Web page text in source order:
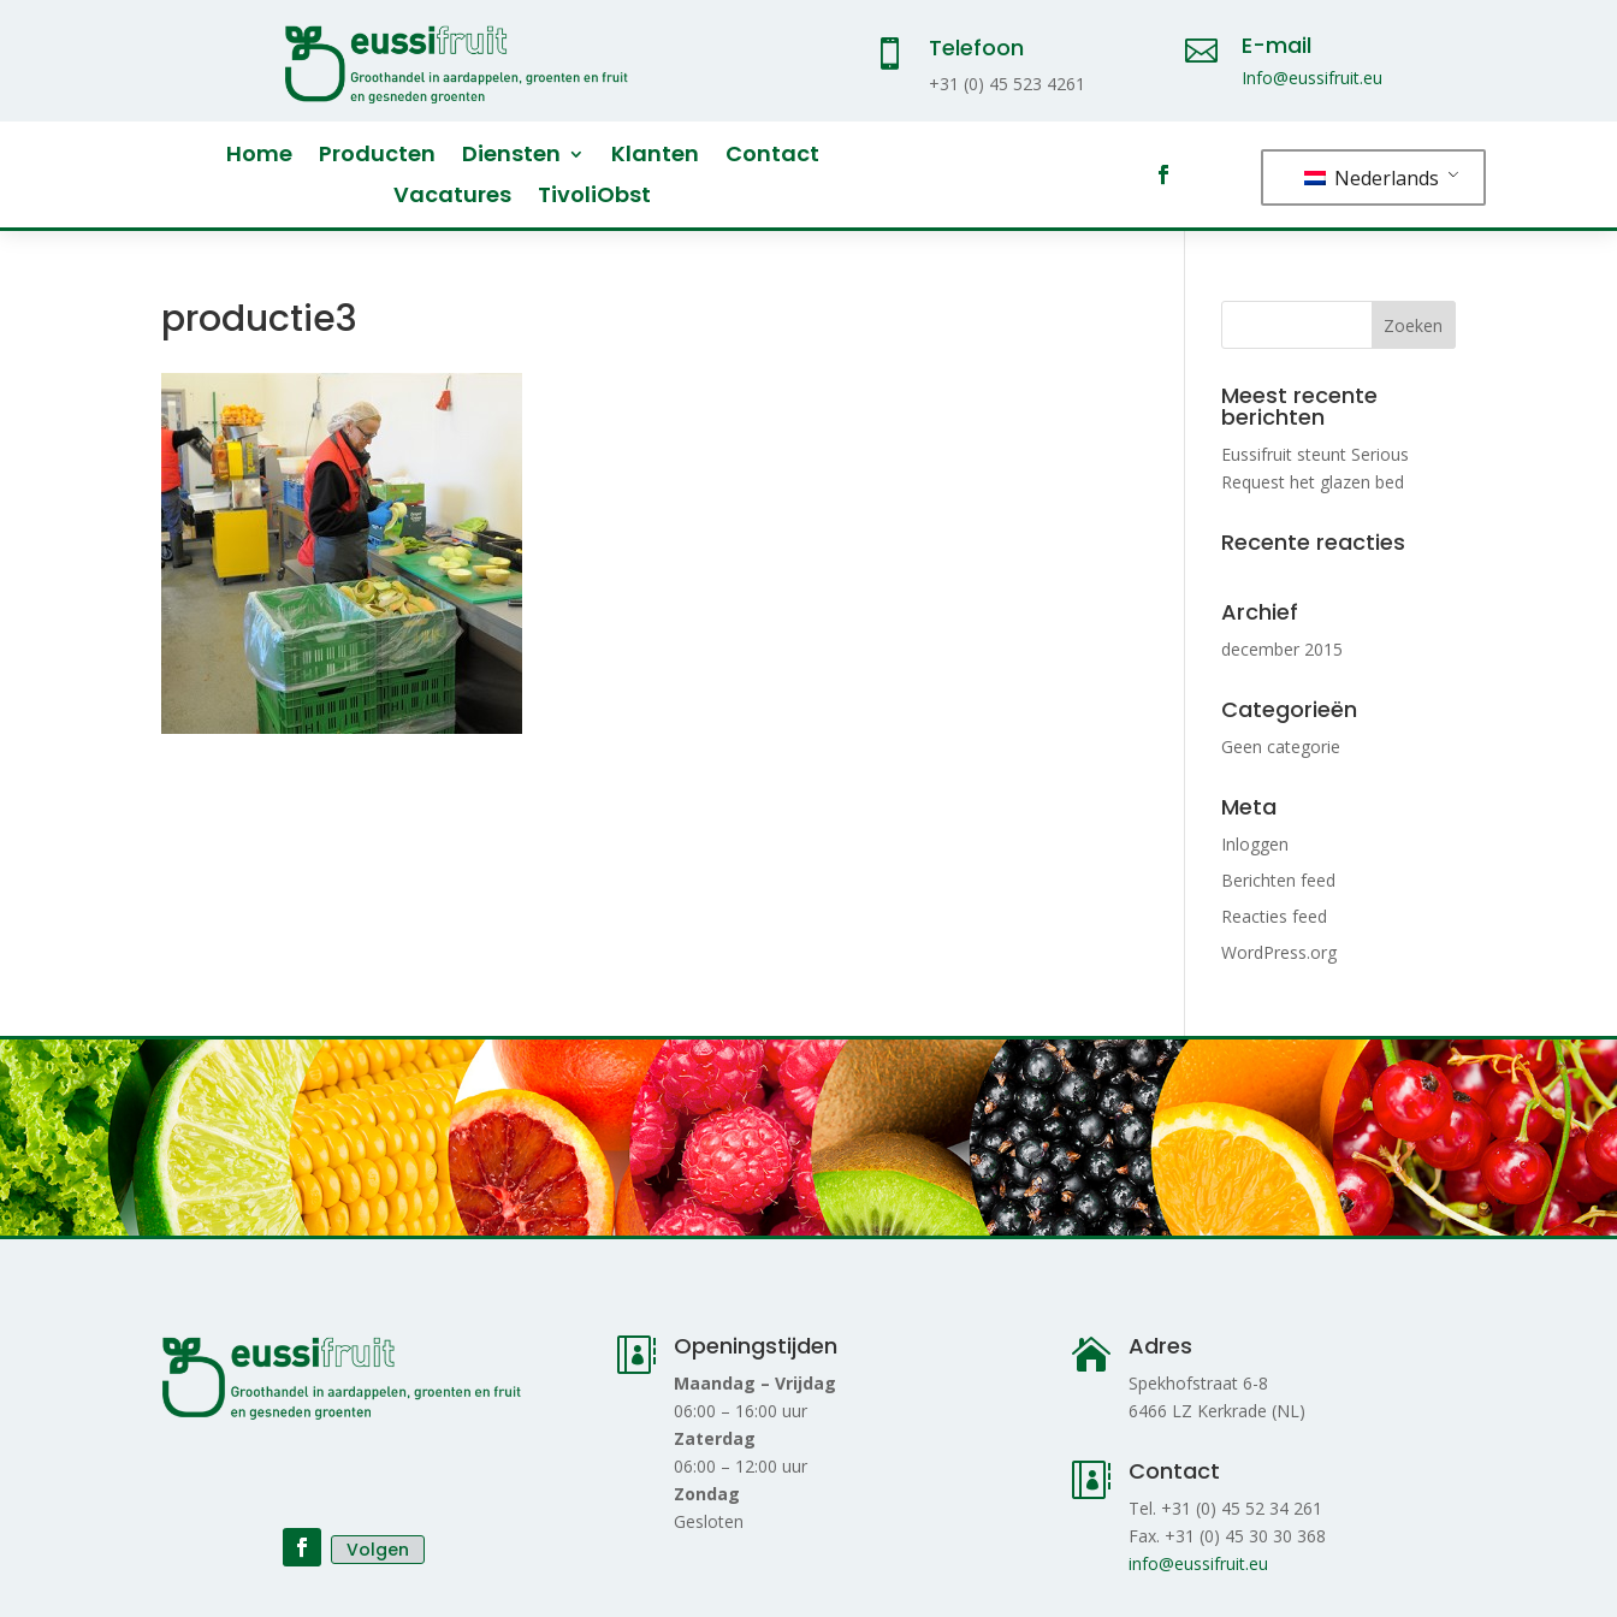
 Telefoon
+31 (0) 45 523 4261
 E-mail
Info@eussifruit.eu
Home Producten Diensten Klanten
Contact
Vacatures
TivoliObst
Nederlands
productie3
Meest recente
berichten
Eussifruit steunt Serious
Request het glazen bed
Recente reacties
Archief
december 2015
Categorieën
Geen categorie
Meta
Inloggen
Berichten feed
Reacties feed
WordPress.org
Volgen
 Openingstijden
Maandag – Vrijdag
06:00 – 16:00 uur
Zaterdag
06:00 – 12:00 uur
Zondag
Gesloten
 Adres
Spekhofstraat 6-8
6466 LZ Kerkrade (NL)
 Contact
Tel. +31 (0) 45 52 34 261
Fax. +31 (0) 45 30 30 368
info@eussifruit.eu